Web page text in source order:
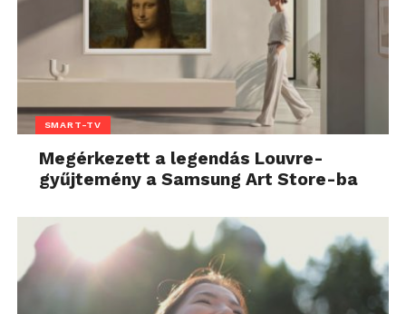
SMART-TV
Megérkezett a legendás Louvre-
gyűjtemény a Samsung Art Store-ba